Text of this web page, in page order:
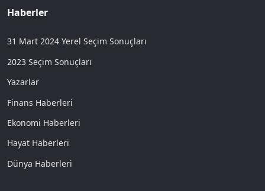
Haberler
31 Mart 2024 Yerel Seçim Sonuçları
2023 Seçim Sonuçları
Yazarlar
Finans Haberleri
Ekonomi Haberleri
Hayat Haberleri
Dünya Haberleri